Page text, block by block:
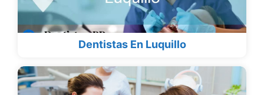
Dentistas En Luquillo